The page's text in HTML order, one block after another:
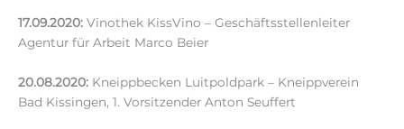
17.09.2020: Vinothek KissVino – Geschäftsstellenleiter
Agentur für Arbeit Marco Beier
20.08.2020: Kneippbecken Luitpoldpark – Kneippverein
Bad Kissingen, 1. Vorsitzender Anton Seuffert